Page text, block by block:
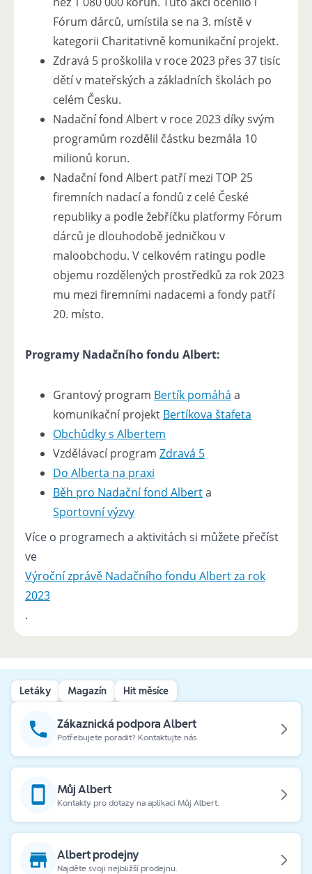
Fórum dárců, umístila se na 3. místě v
kategorii Charitativně komunikační projekt.
Zdravá 5 proškolila v roce 2023 přes 37 tisíc
dětí v mateřských a základních školách po
celém Česku.
Nadační fond Albert v roce 2023 díky svým
programům rozdělil částku bezmála 10
milionů korun.
Nadační fond Albert patří mezi TOP 25
firemních nadací a fondů z celé České
republiky a podle žebříčku platformy Fórum
dárců je dlouhodobě jedničkou v
maloobchodu. V celkovém ratingu podle
objemu rozdělených prostředků za rok 2023
mu mezi firemními nadacemi a fondy patří
20. místo.
Programy Nadačního fondu Albert:
Grantový program Bertík pomáhá a
komunikační projekt Bertíkova štafeta
Obchůdky s Albertem
Vzdělávací program Zdravá 5
Do Alberta na praxi
Běh pro Nadační fond Alberta
Sportovní výzvy
Více o programech a aktivitách si můžete přečíst
ve
Výroční zprávě Nadačního fondu Albert za rok
2023
.
Letáky Magazín Hit měsíce
Zákaznická podpora Albert
Potřebujete poradit? Kontaktujte nás.
Můj Albert
Kontakty pro dotazy na aplikaci Můj Albert.
Albert prodejny
Najděte svoji nejbližší prodejnu.